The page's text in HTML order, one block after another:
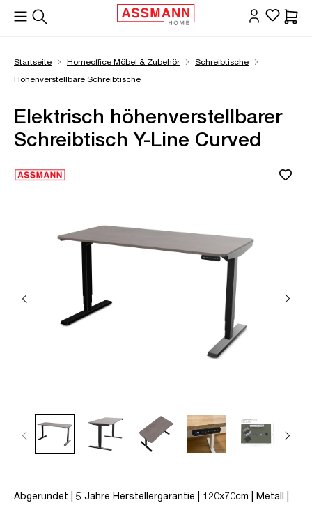
springen
Startseite Homeoffice Möbel & Zubehör
Schreibtische
Höhenverstellbare Schreibtische
Elektrisch höhenverstellbarer
Schreibtisch Y-Line Curved
Abgerundet | 5 Jahre Herstellergarantie | 120x70cm | Metall |